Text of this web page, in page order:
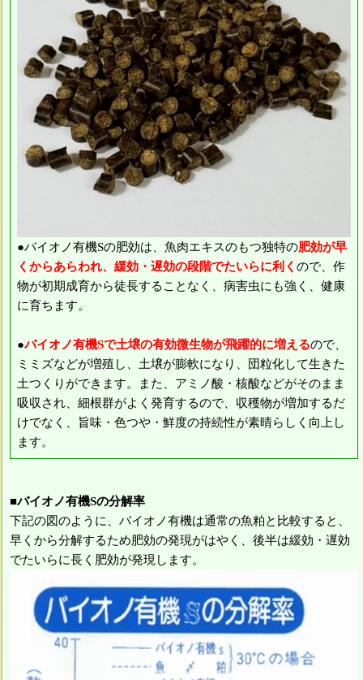
●バイオノ有機Sの肥効は、魚肉エキスのもつ独特の肥効が早
くからあらわれ、緩効・遅効の段階でたいらに利く ので、作
物が初期成育から徒長することなく、病害虫にも強く、健康
に育ちます。
●バイオノ有機Sで土壌の有効微生物が飛躍的に増えるので、
ミミズなどが増殖し、土壌が膨軟になり、団粒化して生きた
土つくりができます。また、アミノ酸・核酸などがそのまま
吸収され、細根群がよく発育するので、収穫物が増加するだ
けでなく、旨味・色つや・鮮度の持続性が素晴らしく向上し
ます。
■バイオノ有機Sの分解率
下記の図のように、バイオノ有機は通常の魚粕と比較すると、
早くから分解するため肥効の発現がはやく、後半は緩効・遅効
でたいらに長く肥効が発現します。